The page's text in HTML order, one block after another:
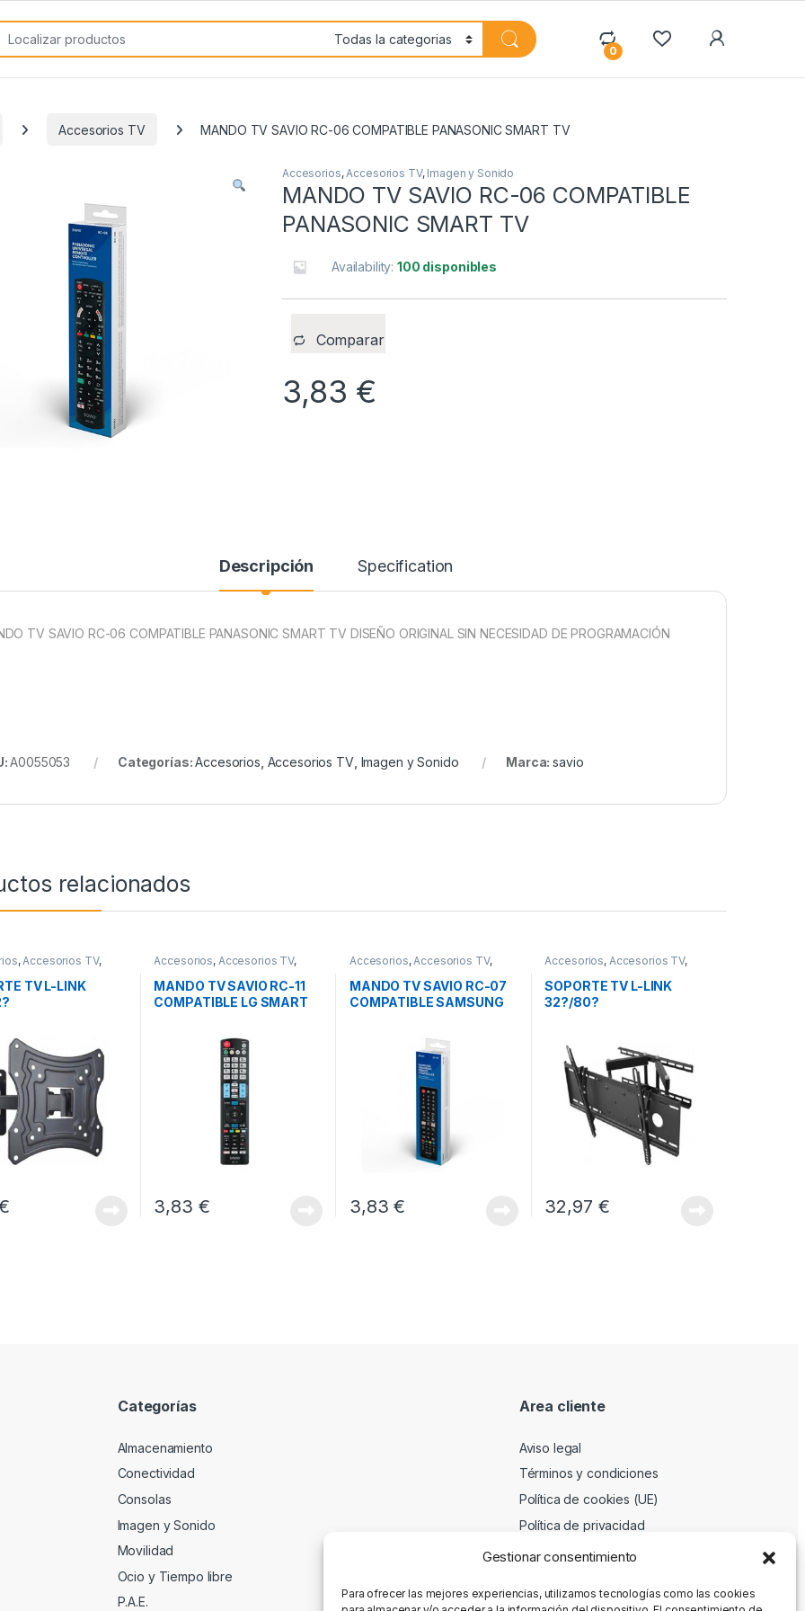
Gestionar consentimiento
Para ofrecer las mejores experiencias, utilizamos tecnologías como las cookies
for:
0
Accesorios TV MANDO TV SAVIO RC-06 COMPATIBLE PANASONIC SMART TV
Accesorios,Accesorios TV, Imagen y Sonido
MANDO TV SAVIO RC-06 COMPATIBLE
PANASONIC SMART TV
Availability:100 disponibles
Comparar
3,83 €
Descripción Specification
TV SAVIO RC-06 COMPATIBLE PANASONIC SMART TV DISEÑO ORIGINAL SIN NECESIDAD DE PROGRAMACIÓN
A0055053 Categorías:Accesorios Accesorios TV, Imagen y Sonido Marca:savio
relacionados
,Accesorios TV,
TV L-LINK
Accesorios, Accesorios TV,
MANDO TV SAVIO RC-11
COMPATIBLE LG SMART
3,83 €
Accesorios,Accesorios TV,
MANDO TV SAVIO RC-07
COMPATIBLE SAMSUNG
3,83€
Accesorios, Accesorios TV,
SOPORTE TV L-LINK
32?/80?
32,97 €
Categorías
Almacenamiento
Conectividad
Consolas
Imagen y Sonido
Movilidad
Ocio y Tiempo libre
P.A.E.
Area cliente
Aviso legal
Términos y condiciones
Política de cookies (UE)
Política de privacidad